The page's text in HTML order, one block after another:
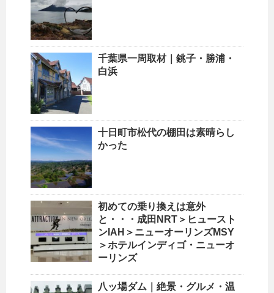
千葉県一周取材｜銚子・勝浦・
白浜
十日町市松代の棚田は素晴らし
かった
初めての乗り換えは意外
と・・・成田NRT＞ヒュースト
ンIAH＞ニューオーリンズMSY
＞ホテルインディゴ・ニューオ
ーリンズ
八ッ場ダム｜絶景・グルメ・温